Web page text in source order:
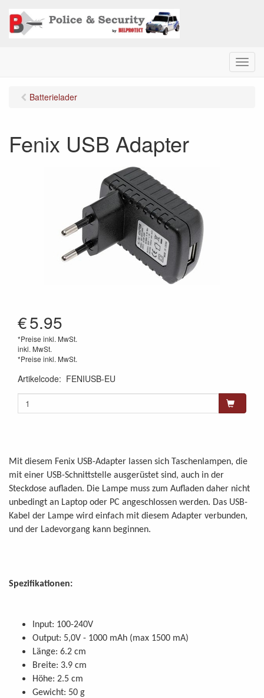
M
e
Batterielader
Fenix USB Adapter
€5.95
*Preise inkl. MwSt.
inkl. MwSt.
*Preise inkl. MwSt.
Artikelcode: FENIUSB-EU
Mit diesem Fenix USB-Adapter lassen sich Taschenlampen, die
mit einer USB-Schnittstelle ausgerüstet sind, auch in der
Steckdose aufladen. Die Lampe muss zum Aufladen daher nicht
unbedingt an Laptop oder PC angeschlossen werden. Das USB-
Kabel der Lampe wird einfach mit diesem Adapter verbunden,
und der Ladevorgang kann beginnen.
Spezifikationen:
Input: 100-240V
Output: 5,0V - 1000 mAh (max 1500 mA)
Länge: 6.2 cm
Breite: 3.9 cm
Höhe: 2.5 cm
Gewicht: 50 g